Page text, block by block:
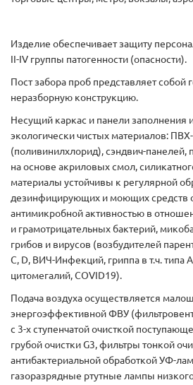
Изделие обеспечивает защиту
II-IV группы патогенности (опасности).
Пост забора проб представляет собой
неразборную конструкцию.
Несущий каркас и панели заполнения
экологически чистых материалов:
(поливинилхлорид), сэндвич-панелей,
на основе акриловых смол,
материалы устойчивы к регулярной
дезинфицирующих и моющих средств
антимикробной активностью в
и грамотрицательных бактерий,
грибов и вирусов (возбудителей
С, D, ВИЧ-Инфекций, гриппа в т.ч. типа
цитомегалий, COVID19).
Подача воздуха осуществляется
энергоэффективной ФВУ
с 3-х ступенчатой очисткой
грубой очистки G3, фильтры тонкой
антибактериальной обработкой УФ-
газоразрядные ртутные лампы